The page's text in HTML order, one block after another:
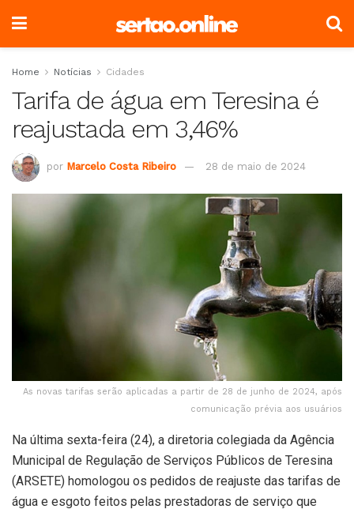
Home Notícias Cidades
Tarifa de água em Teresina é
reajustada em 3,46%
por Marcelo Costa Ribeiro 28 de maio de 2024
As novas tarifas serão aplicadas a partir de 28 de junho de 2024, após
comunicação prévia aos usuários
Na última sexta-feira (24), a diretoria colegiada da Agência
Municipal de Regulação de Serviços Públicos de Teresina
(ARSETE) homologou os pedidos de reajuste das tarifas de
água e esgoto feitos pelas prestadoras de serviço que